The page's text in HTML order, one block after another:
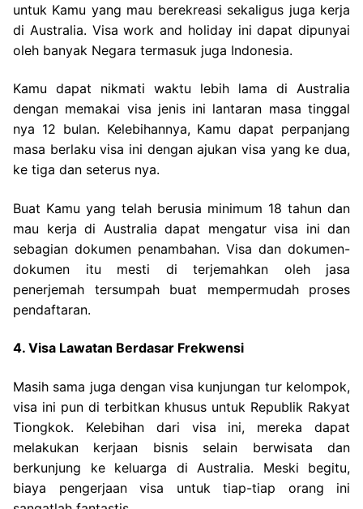
untuk Kamu yang mau berekreasi sekaligus juga kerja
di Australia. Visa work and holiday ini dapat dipunyai
oleh banyak Negara termasuk juga Indonesia.
Kamu dapat nikmati waktu lebih lama di Australia
dengan memakai visa jenis ini lantaran masa tinggal
nya 12 bulan. Kelebihannya, Kamu dapat perpanjang
masa berlaku visa ini dengan ajukan visa yang ke dua,
ke tiga dan seterus nya.
Buat Kamu yang telah berusia minimum 18 tahun dan
mau kerja di Australia dapat mengatur visa ini dan
sebagian dokumen penambahan. Visa dan dokumen-
dokumen itu mesti di terjemahkan oleh jasa
penerjemah tersumpah buat mempermudah proses
pendaftaran.
4. Visa Lawatan Berdasar Frekwensi
Masih sama juga dengan visa kunjungan tur kelompok,
visa ini pun di terbitkan khusus untuk Republik Rakyat
Tiongkok. Kelebihan dari visa ini, mereka dapat
melakukan kerjaan bisnis selain berwisata dan
berkunjung ke keluarga di Australia. Meski begitu,
biaya pengerjaan visa untuk tiap-tiap orang ini